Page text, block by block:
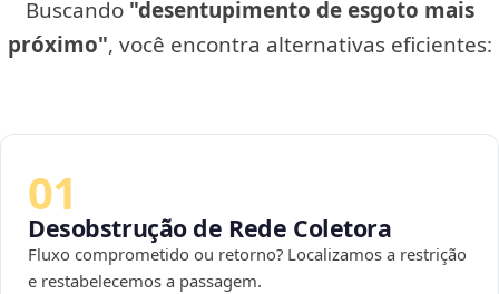
Buscando "desentupimento de esgoto mais
próximo", você encontra alternativas eficientes:
01
Desobstrução de Rede Coletora
Fluxo comprometido ou retorno? Localizamos a restrição
e restabelecemos a passagem.